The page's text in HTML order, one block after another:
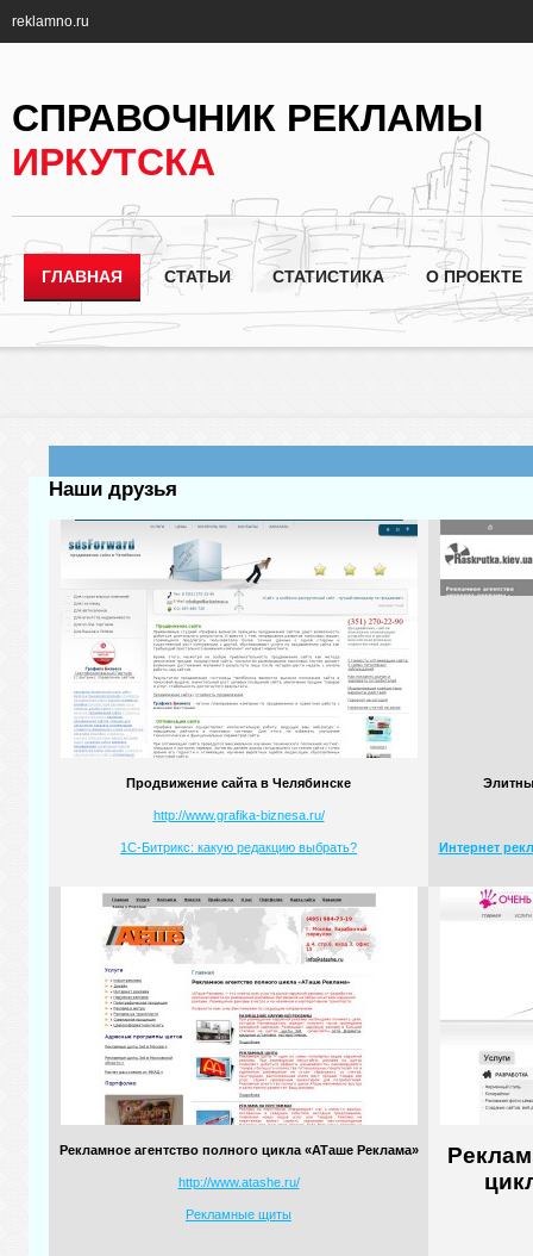
reklamno.ru
СПРАВОЧНИК РЕКЛАМЫ
ИРКУТСКА
ГЛАВНАЯ СТАТЬИ СТАТИСТИКА О ПРОЕКТЕ
Наши друзья
Продвижение сайта в Челябинске
http://www.grafika-biznesa.ru/
1С-Битрикс: какую редакцию выбрать? Интернет
Рекламное агентство полного цикла «АТаше Реклама»
http://www.atashe.ru/
Рекламные щиты